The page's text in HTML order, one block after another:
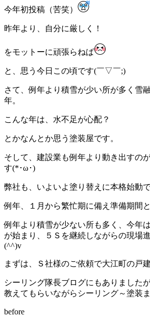
今年初投稿（苦笑）
昨年より、自分に厳しく！
をモットーに頑張らねば
と、思う今日この頃です(￣▽￣;)
さて、例年より積雪が少い所が多く雪
年。
こんな年は、水不足が心配？
とかなんとか思う塗装屋です。
そして、建設業も例年より動き出すの
す(*･ω･)
弊社も、いよいよ塗り替えに本格始動で
例年、１月から繁忙期に備え準備期間
例年より積雪が少ない所も多く、今年
が始まり、５Ｓを継続しながらの現場
(^^)v
まずは、Ｓ社様のご依頼で大江町の戸
シーリング隊長ブログにもありました
教えてもらいながらシーリング～塗装ま
before